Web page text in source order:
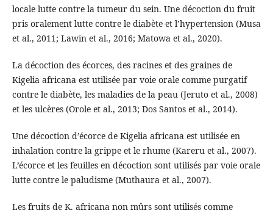
locale lutte contre la tumeur du sein. Une décoction du fruit
pris oralement lutte contre le diabète et l’hypertension (Musa
et al., 2011; Lawin et al., 2016; Matowa et al., 2020).
La décoction des écorces, des racines et des graines de
Kigelia africana est utilisée par voie orale comme purgatif
contre le diabète, les maladies de la peau (Jeruto et al., 2008)
et les ulcères (Orole et al., 2013; Dos Santos et al., 2014).
Une décoction d’écorce de Kigelia africana est utilisée en
inhalation contre la grippe et le rhume (Kareru et al., 2007).
L’écorce et les feuilles en décoction sont utilisés par voie orale
lutte contre le paludisme (Muthaura et al., 2007).
Les fruits de K. africana non mûrs sont utilisés comme